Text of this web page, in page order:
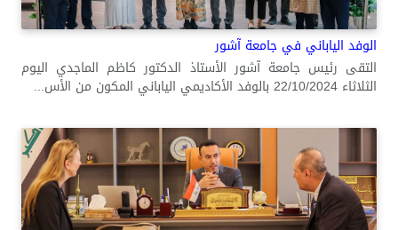
الوفد الياباني في جامعة آشور
التقى رئيس جامعة آشور الأستاذ الدكتور كاظم الماجدي اليوم
الثلاثاء 22/10/2024 بالوفد الأكاديمي الياباني المكون من الأس...